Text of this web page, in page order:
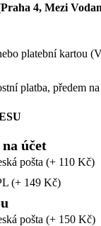
4, Mezi
platební kartou
platba, předem
účet
pošta (+ 110 Kč)
(+ 149 Kč)
pošta (+ 150 Kč)